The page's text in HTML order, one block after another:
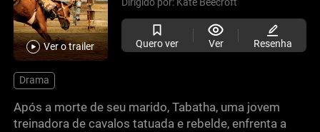
Ver o trailer Quero ver Ver Resenha
Drama
Após a morte de seu marido, Tabatha, uma jovem
treinadora de cavalos tatuada e rebelde, enfrenta a